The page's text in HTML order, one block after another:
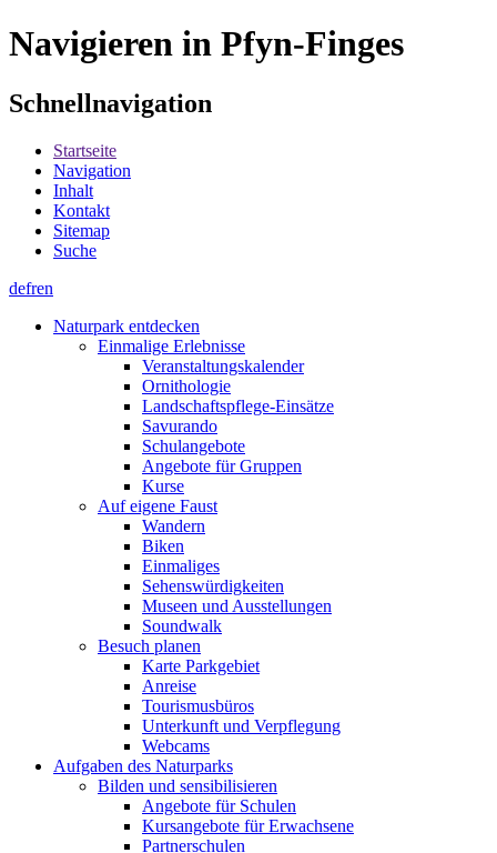
Navigieren in Pfyn-Finges
Schnellnavigation
Startseite
Navigation
Inhalt
Kontakt
Sitemap
Suche
defren
Naturpark entdecken
Einmalige Erlebnisse
Veranstaltungskalender
Ornithologie
Landschaftspflege-Einsätze
Savurando
Schulangebote
Angebote für Gruppen
Kurse
Auf eigene Faust
Wandern
Biken
Einmaliges
Sehenswürdigkeiten
Museen und Ausstellungen
Soundwalk
Besuch planen
Karte Parkgebiet
Anreise
Tourismusbüros
Unterkunft und Verpflegung
Webcams
Aufgaben des Naturparks
Bilden und sensibilisieren
Angebote für Schulen
Kursangebote für Erwachsene
Partnerschulen